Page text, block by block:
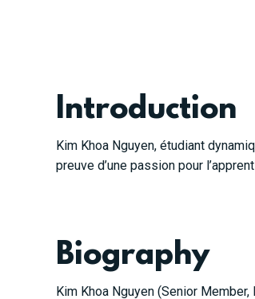
Introduction
Kim Khoa Nguyen, étudiant
preuve d’une passion pour
Biography
Kim Khoa Nguyen (Senior